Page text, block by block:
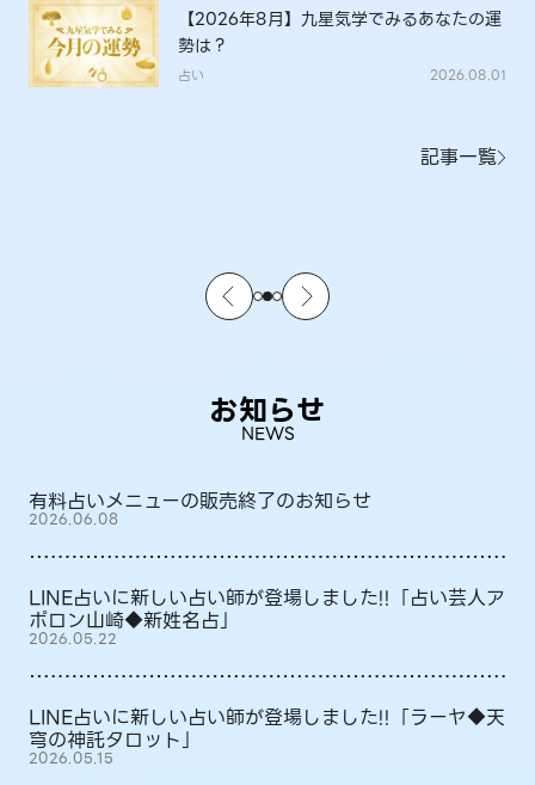
【2026年8月】九星気学でみるあなたの運
勢は？
占い 2026.08.01
記事一覧
お知らせ
NEWS
有料占いメニューの販売終了のお知らせ
2026.06.08
LINE占いに新しい占い師が登場しました!!「占い芸人ア
ポロン山崎◆新姓名占」
2026.05.22
LINE占いに新しい占い師が登場しました!!「ラーヤ◆天
穹の神託タロット」
2026.05.15